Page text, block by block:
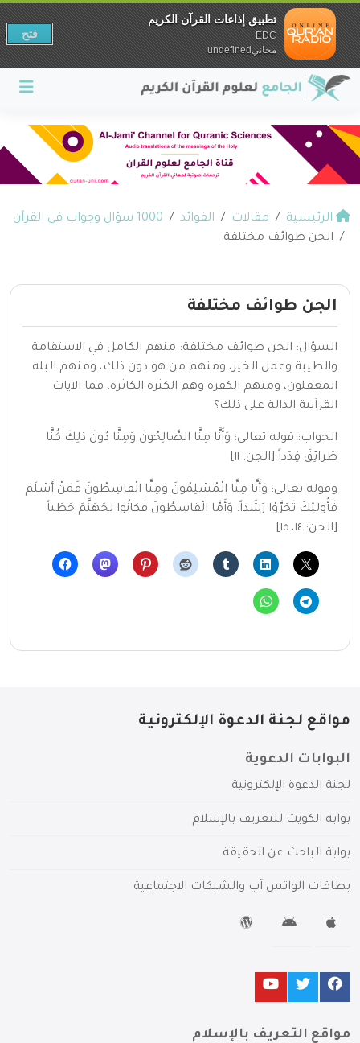
الرئيسية مقالات الفوائد
1000 سؤال وجواب في القرآن
الجن طوائف مختلفة
الجن طوائف مختلفة
السؤال: الجن طوائف مختلفة: منهم الكامل في الاستقامة
والطيبة وعمل الخير، ومنهم من هو دون ذلك، ومنهم البله
المغفلون، ومنهم الكفرة وهم الكثرة الكاثرة، فما الآيات
القرآنية الدالة على ذلك؟
الجواب: قوله تعالى: وَأَنَّا مِنَّا الصَّالِحُونَ وَمِنَّا دُونَ ذلِكَ كُنَّا
طَرائِقَ قِدَداً [الجن: ١١]
وقوله تعالى: وَأَنَّا مِنَّا الْمُسْلِمُونَ وَمِنَّا الْقاسِطُونَ فَمَنْ أَسْلَمَ
فَأُولئِكَ تَحَرَّوْا رَشَداً. وَأَمَّا الْقاسِطُونَ فَكانُوا لِجَهَنَّمَ حَطَباً
[الجن: ١٤، ١٥]
مواقع لجنة الدعوة الإلكترونية
البوابات الدعوية
لجنة الدعوة الإلكترونية
بوابة الكويت للتعريف بالإسلام
بوابة الباحث عن الحقيقة
بطاقات الواتس آب والشبكات الاجتماعية
مواقع التعريف بالإسلام
تطبيق إذاعات القرآن الكريم
EDC
مجانيundefined
فتح